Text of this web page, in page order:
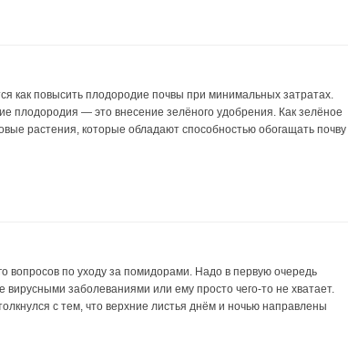
как повысить плодородие почвы при минимальных затратах.
плодородия — это внесение зелёного удобрения. Как зелёное
растения, которые обладают способностью обогащать почву
вопросов по уходу за помидорами. Надо в первую очередь
вирусными заболеваниями или ему просто чего-то не хватает.
с тем, что верхние листья днём и ночью направлены